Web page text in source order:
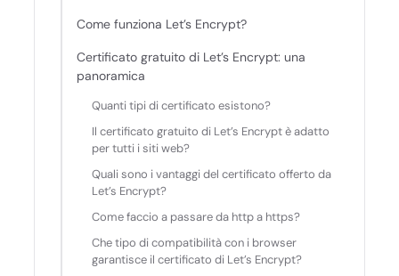
Come funziona Let’s Encrypt?
Certificato gratuito di Let’s Encrypt: una
panoramica
Quanti tipi di certificato esistono?
Il certificato gratuito di Let’s Encrypt è adatto
per tutti i siti web?
Quali sono i vantaggi del certificato offerto da
Let’s Encrypt?
Come faccio a passare da http a https?
Che tipo di compatibilità con i browser
garantisce il certificato di Let’s Encrypt?